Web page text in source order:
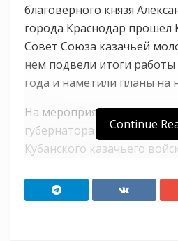
благоверного князя
города Краснодар
Совет Союза казачьей
нем подвели итоги
года и наметили планы на
На мероприятии
губернатора
Кубанского казачьего
атамана Максим
Союза казачьей молодежи
Continue